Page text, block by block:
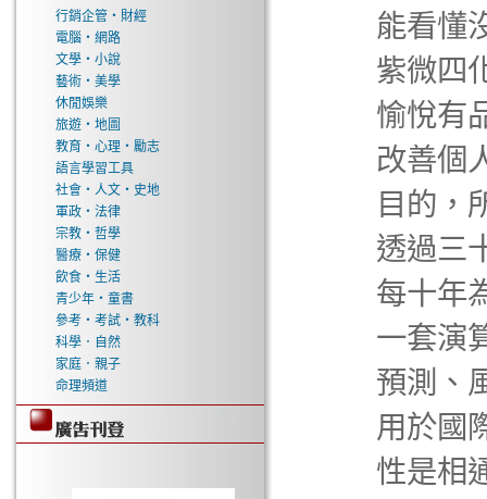
行銷企管‧財經
電腦‧網路
文學‧小說
藝術‧美學
休閒娛樂
旅遊‧地圖
教育‧心理‧勵志
語言學習工具
社會‧人文‧史地
軍政‧法律
宗教‧哲學
醫療‧保健
飲食‧生活
青少年‧童書
參考‧考試‧教科
科學．自然
家庭．親子
命理頻道
能看懂
紫微四
愉悅有
改善個
目的，
透過三
每十年
一套演
預測、
用於國
性是相